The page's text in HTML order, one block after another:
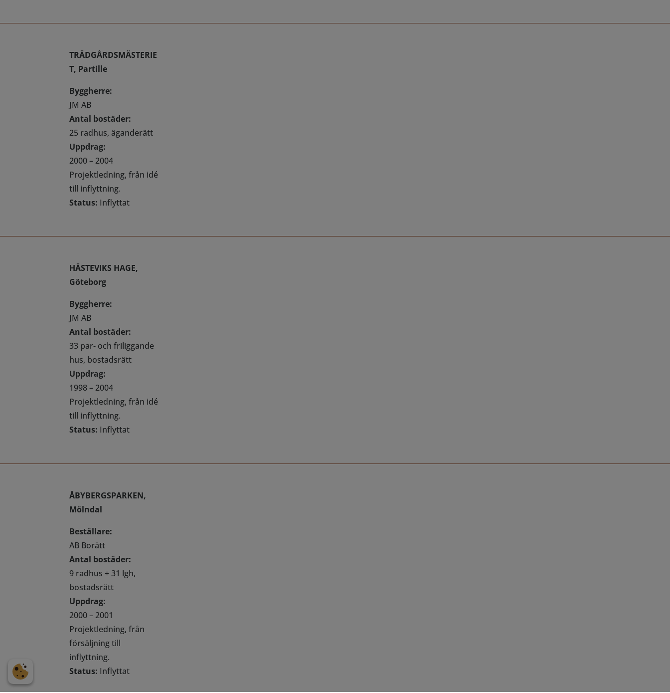
TRÄDGÅRDSMÄSTERIE
T, Partille
Byggherre:
JM AB
Antal bostäder:
25 radhus, äganderätt
Uppdrag:
2000 – 2004
Projektledning, från idé
till inflyttning.
Status: Inflyttat
HÄSTEVIKS HAGE,
Göteborg
Byggherre:
JM AB
Antal bostäder:
33 par- och friliggande
hus, bostadsrätt
Uppdrag:
1998 – 2004
Projektledning, från idé
till inflyttning.
Status: Inflyttat
ÅBYBERGSPARKEN,
Mölndal
Beställare:
AB Borätt
Antal bostäder:
9 radhus + 31 lgh,
bostadsrätt
Uppdrag:
2000 – 2001
Projektledning, från
försäljning till
inflyttning.
Status: Inflyttat